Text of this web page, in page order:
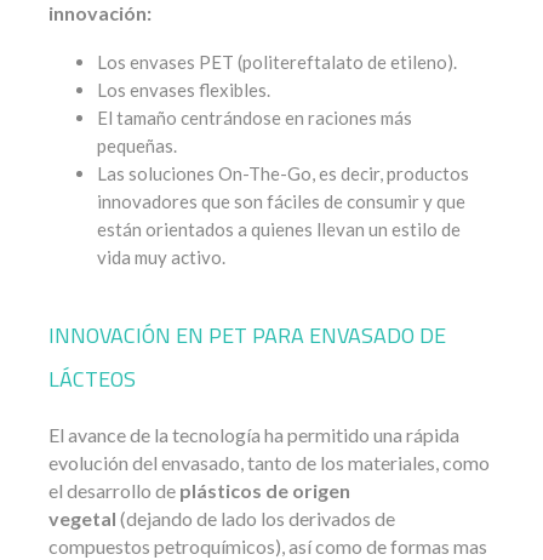
innovación:
Los envases PET (politereftalato de etileno).
Los envases flexibles.
El tamaño centrándose en raciones más
pequeñas.
Las soluciones On-The-Go, es decir, productos
innovadores que son fáciles de consumir y que
están orientados a quienes llevan un estilo de
vida muy activo.
INNOVACIÓN EN PET PARA ENVASADO DE
LÁCTEOS
El avance de la tecnología ha permitido una rápida
evolución del envasado, tanto de los materiales, como
el desarrollo de plásticos de origen
vegetal (dejando de lado los derivados de
compuestos petroquímicos), así como de formas mas